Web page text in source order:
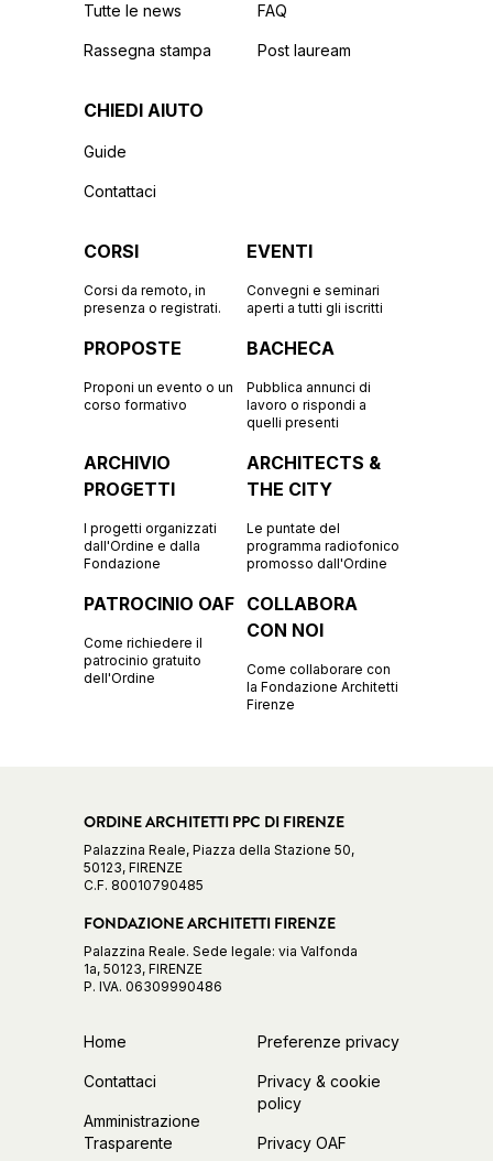
Tutte le news
Rassegna stampa
FAQ
Post lauream
CHIEDI AIUTO
Guide
Contattaci
CORSI
Corsi da remoto, in
presenza o registrati.
EVENTI
Convegni e seminari
aperti a tutti gli iscritti
PROPOSTE
Proponi un evento o un
corso formativo
BACHECA
Pubblica annunci di
lavoro o rispondi a
quelli presenti
ARCHIVIO
PROGETTI
I progetti organizzati
dall'Ordine e dalla
Fondazione
ARCHITECTS &
THE CITY
Le puntate del
programma radiofonico
promosso dall'Ordine
PATROCINIO OAF
Come richiedere il
patrocinio gratuito
dell'Ordine
COLLABORA
CON NOI
Come collaborare con
la Fondazione Architetti
Firenze
ORDINE ARCHITETTI PPC DI FIRENZE
Palazzina Reale, Piazza della Stazione 50,
50123, FIRENZE
C.F. 80010790485
FONDAZIONE ARCHITETTI FIRENZE
Palazzina Reale. Sede legale: via Valfonda
1a, 50123, FIRENZE
P. IVA. 06309990486
Home
Contattaci
Amministrazione
Trasparente
Preferenze privacy
Privacy & cookie
policy
Privacy OAF